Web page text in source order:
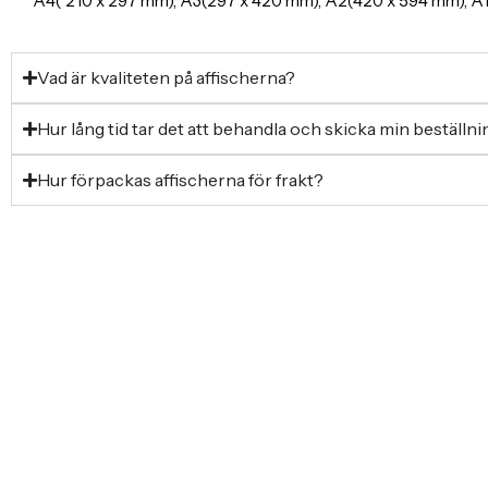
Vad är kvaliteten på affischerna?
Hur lång tid tar det att behandla och skicka min
Hur förpackas affischerna för frakt?